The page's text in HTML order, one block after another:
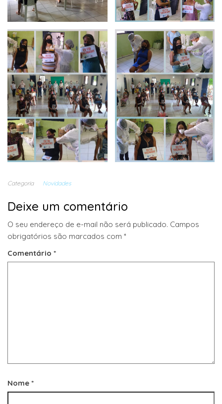
Categoria Novidades
Deixe um comentário
O seu endereço de e-mail não será publicado. Campos
obrigatórios são marcados com *
Comentário *
Nome *